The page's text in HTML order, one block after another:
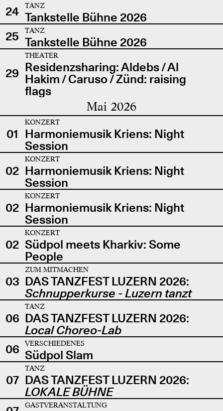
24
TANZ
Tankstelle Bühne 2026
25
TANZ
Tankstelle Bühne 2026
29
THEATER
Residenzsharing: Aldebs / Al
Hakim / Caruso / Zünd: raising
flags
Mai 2026
01
KONZERT
Harmoniemusik Kriens: Night
Session
02
KONZERT
Harmoniemusik Kriens: Night
Session
02
KONZERT
Harmoniemusik Kriens: Night
Session
02
KONZERT
Südpol meets Kharkiv: Some
People
03
ZUM MITMACHEN
DAS TANZFEST LUZERN 2026:
Schnupperkurse - Luzern tanzt
06
TANZ
DAS TANZFEST LUZERN 2026:
Local Choreo-Lab
06
VERSCHIEDENES
Südpol Slam
07
TANZ
DAS TANZFEST LUZERN 2026:
LOKALE BÜHNE
GASTVERANSTALTUNG